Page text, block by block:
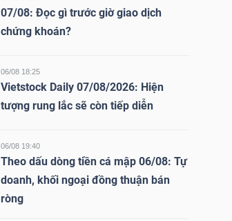
07/08: Đọc gì trước giờ giao dịch
chứng khoán?
06/08 18:25
Vietstock Daily 07/08/2026: Hiện
tượng rung lắc sẽ còn tiếp diễn
06/08 19:40
Theo dấu dòng tiền cá mập 06/08: Tự
doanh, khối ngoại đồng thuận bán
ròng